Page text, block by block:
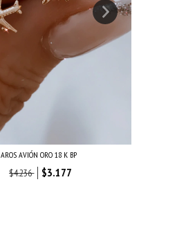
AROS AVIÓN ORO 18 K BP
$4.236 $3.177